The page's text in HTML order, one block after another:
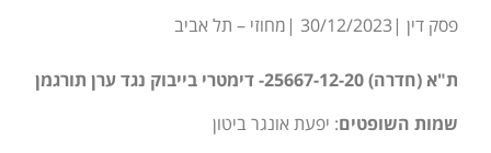
פסק דין |30/12/2023 |מחוזי – תל אביב
ת"א (חדרה) 25667-12-20- דימטרי בייבוק נגד ערן תורגמן
שמות השופטים: יפעת אונגר ביטון